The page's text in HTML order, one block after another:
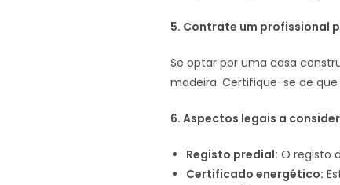
5. Contrate um profissional
Se optar por uma casa
madeira. Certifique-se de que
6. Aspectos legais a
Registo predial: O registo
Certificado energético: